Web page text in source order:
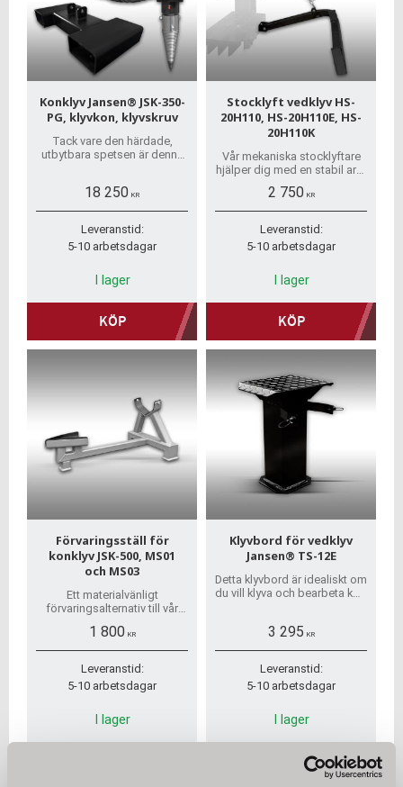
Konklyv Jansen® JSK-350-
PG, klyvkon, klyvskruv
Tack vare den härdade,
utbytbara spetsen är denna
långvarig användning.
18 250 KR
Leveranstid:
5-10 arbetsdagar
I lager
KÖP
Stocklyft vedklyv HS-
20H110, HS-20H110E, HS-
20H110K
Vår mekaniska stocklyftare
hjälper dig med en stabil arm
tungt virke som ligger på
marken.
2 750KR
Leveranstid:
5-10 arbetsdagar
I lager
KÖP
Förvaringsställ för
konklyv JSK-500, MS01
och MS03
Ett materialvänligt
förvaringsalternativ till vår
1 800KR
Leveranstid:
5-10 arbetsdagar
I lager
Klyvbord för vedklyv
Jansen® TS-12E
Detta klyvbord är idealiskt om
du vill klyva och bearbeta kort
också och arbetet
underlättas därmed.
3 295 KR
Leveranstid:
5-10 arbetsdagar
I lager
KÖP